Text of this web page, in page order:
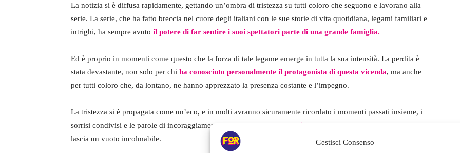
Gestisci Consenso
La notizia si è diffusa rapidamente, gettando un’ombra di tristezza su tutti coloro che seguono e lavorano alla
serie. La serie, che ha fatto breccia nel cuore degli italiani con le sue storie di vita quotidiana, legami familiari e
intrighi, ha sempre avuto il potere di far sentire i suoi spettatori parte di una grande famiglia.
Ed è proprio in momenti come questo che la forza di tale legame emerge in tutta la sua intensità. La perdita è
stata devastante, non solo per chi ha conosciuto personalmente il protagonista di questa vicenda, ma anche
per tutti coloro che, da lontano, ne hanno apprezzato la presenza costante e l’impegno.
La tristezza si è propagata come un’eco, e in molti avranno sicuramente ricordato i momenti passati insieme, i
sorrisi condivisi e le parole di incoraggiamento. Dopo anni trascorsi al fianco della soap
lascia un vuoto incolmabile.